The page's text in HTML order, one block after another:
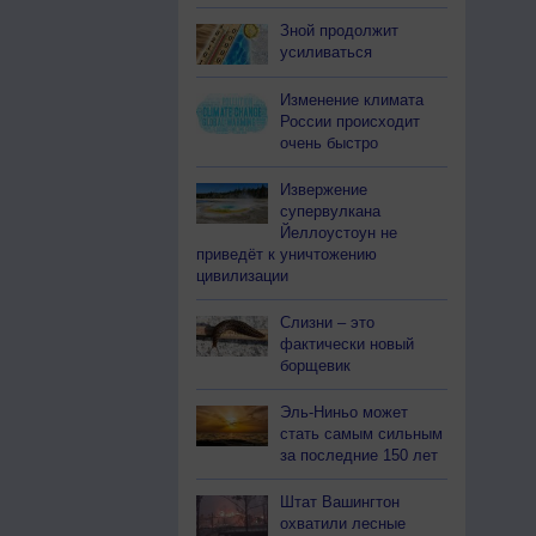
Зной продолжит
усиливаться
Изменение климата
России происходит
очень быстро
Извержение
супервулкана
Йеллоустоун не
приведёт к уничтожению
цивилизации
Слизни – это
фактически новый
борщевик
Эль-Ниньо может
стать самым сильным
за последние 150 лет
Штат Вашингтон
охватили лесные